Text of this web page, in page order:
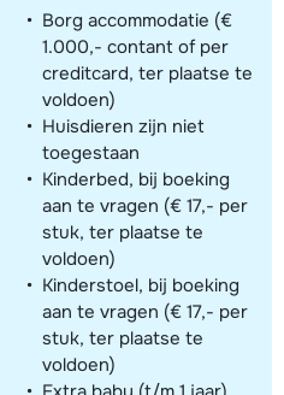
Borg accommodatie (€
1.000,- contant of per
creditcard, ter plaatse te
voldoen)
Huisdieren zijn niet
toegestaan
Kinderbed, bij boeking
aan te vragen (€ 17,- per
stuk, ter plaatse te
voldoen)
Kinderstoel, bij boeking
aan te vragen (€ 17,- per
stuk, ter plaatse te
voldoen)